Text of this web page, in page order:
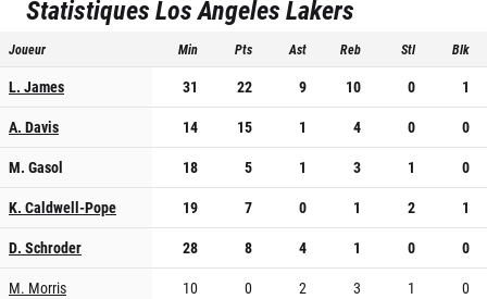
StatistiquesLos Angeles Lakers
Joueur Min Pts Ast Reb Stl Blk
L. James 31 22 9 10 0
1
A. Davis
14 15 1 4 0
0
M. Gasol
18 5 1 3 1
0
K. Caldwell-Pope
19 7 0 1 2
1
D. Schroder
28 8 4 1 0
0
M. Morris
10 0 2 3 1
0